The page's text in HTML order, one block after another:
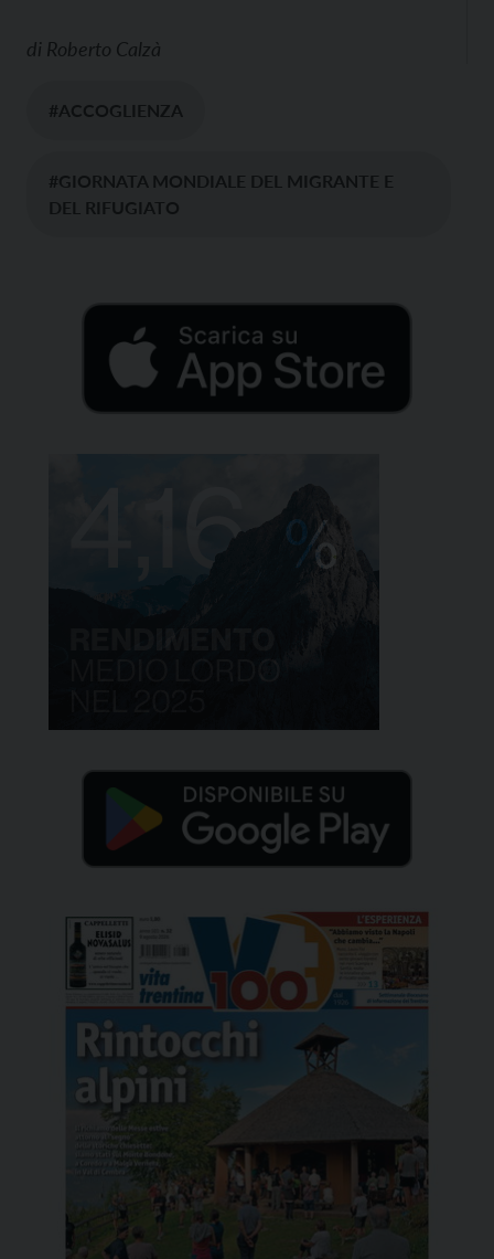
di Roberto Calzà
#ACCOGLIENZA
#GIORNATA MONDIALE DEL MIGRANTE E
DEL RIFUGIATO